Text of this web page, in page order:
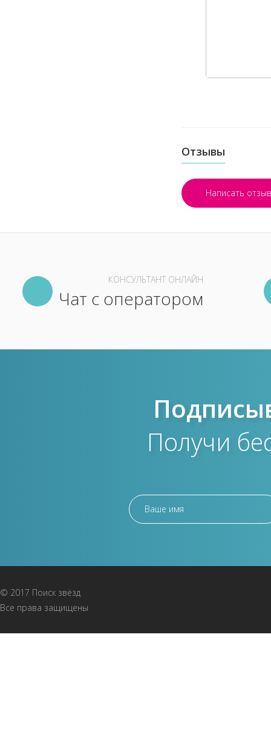
Отзывы
Написать отзыв
КОНСУЛЬТАНТ ОНЛАЙН
Чат с оператором
Получи
© 2017 Поиск звёзд
Все права защищены